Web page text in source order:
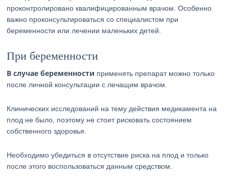
проконтролировано квалифицированным врачом. Особенно
важно проконсультироваться со специалистом при
беременности или лечении маленьких детей.
При беременности
В случае беременности применять препарат можно только
после личной консультации с лечащим врачом.
Клинических исследований на тему действия медикамента на
плод не было, поэтому не стоит рисковать состоянием
собственного здоровья.
Необходимо убедиться в отсутствие риска на плод и только
после этого воспользоваться данным средством.